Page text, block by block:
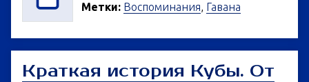
Метки: Воспоминания, Гавана
Краткая история Кубы. От